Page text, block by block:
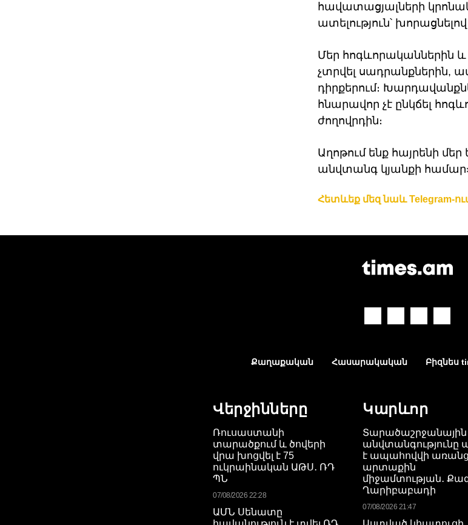
հավատացյալների
ատելություն՝
Մեր հոգևորականներին և
չտրվել սադրանքներին,
դիրքերում։
հնարավոր չէ ընկճել
ժողովրդին։
Աղոթում ենք հայրենի
անվտանգ կյանքի
Հետևեք մեզ նաև Telegram-
Քաղաքական Հասարակական Բիզնես
Վերջինները
Ռուսաստանի
տարածքում և ծովերի
վրա խոցվել է 75
ուկրաինական ԱԹՍ․ ՌԴ
ՊՆ
07/08/2026 22:28
ԱՄՆ Սենատը
Կարևոր
Տարածաշրջանային
անվտանգությունը
է ապահովվի առանց
արտաքին
միջամտության․
Ղարիբաբադի
07/08/2026 21:47